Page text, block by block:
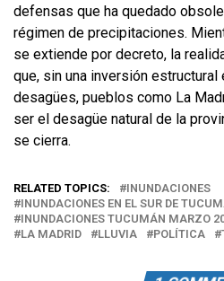
defensas que ha quedado
régimen de precipitaciones.
se extiende por decreto, la
que, sin una inversión
desagües, pueblos como La
ser el desagüe natural de la
se cierra.
RELATED TOPICS:
INUNDACIONES
INUNDACIONES EN EL SUR DE
INUNDACIONES TUCUMÁN MARZO
LA MADRID
LLUVIA POLÍTICA